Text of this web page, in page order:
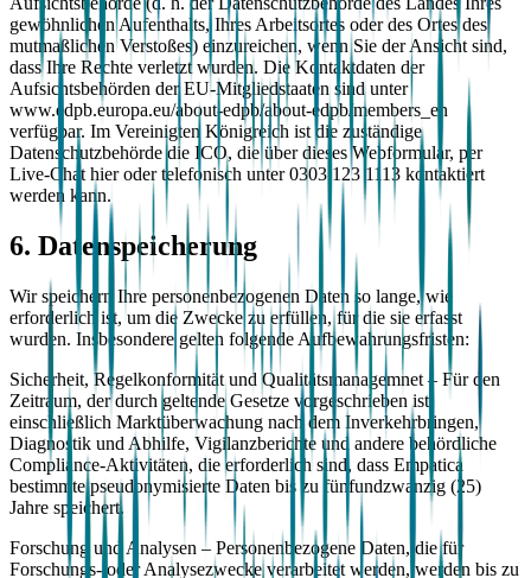
gewöhnlichen Aufenthalts, Ihres Arbeitsortes oder des Ortes des
mutmaßlichen Verstoßes) einzureichen, wenn Sie der Ansicht sind,
dass Ihre Rechte verletzt wurden. Die Kontaktdaten der
Aufsichtsbehörden der EU-Mitgliedstaaten sind unter
www.edpb.europa.eu/about-edpb/about-edpb/members_en
verfügbar. Im Vereinigten Königreich ist die zuständige
Datenschutzbehörde die ICO, die über dieses Webformular, per
Live-Chat hier oder telefonisch unter 0303 123 1113 kontaktiert
werden kann.
6. Datenspeicherung
Wir speichern Ihre personenbezogenen Daten so lange, wie
erforderlich ist, um die Zwecke zu erfüllen, für die sie erfasst
wurden. Insbesondere gelten folgende Aufbewahrungsfristen:
Sicherheit, Regelkonformität und Qualitätsmanagemnet – Für den
Zeitraum, der durch geltende Gesetze vorgeschrieben ist,
einschließlich Marktüberwachung nach dem Inverkehrbringen,
Diagnostik und Abhilfe, Vigilanzberichte und andere behördliche
Compliance-Aktivitäten, die erforderlich sind, dass Empatica
bestimmte pseudonymisierte Daten bis zu fünfundzwanzig (25)
Jahre speichert.
Forschung und Analysen – Personenbezogene Daten, die für
Forschungs- oder Analysezwecke verarbeitet werden, werden bis zu